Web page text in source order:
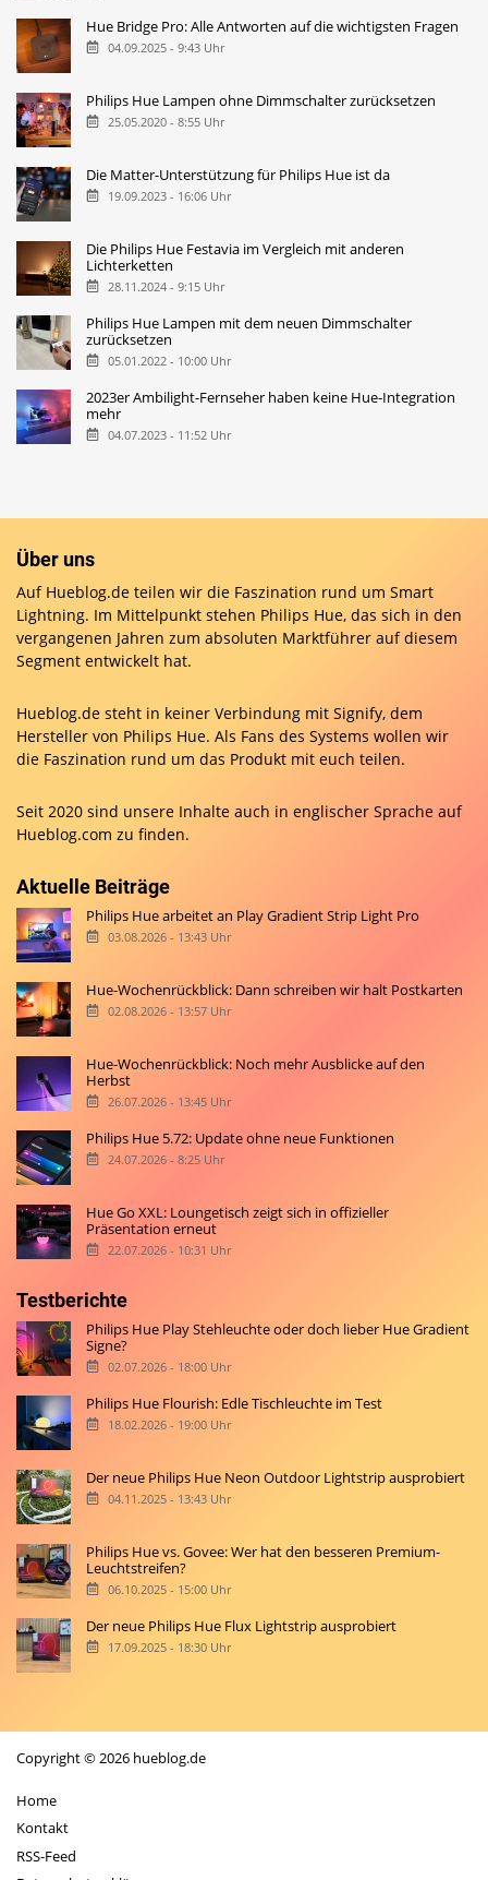
Hue Bridge Pro: Alle Antworten auf die wichtigsten Fragen
04.09.2025 - 9:43 Uhr
Philips Hue Lampen ohne Dimmschalter zurücksetzen
25.05.2020 - 8:55 Uhr
Die Matter-Unterstützung für Philips Hue ist da
19.09.2023 - 16:06 Uhr
Die Philips Hue Festavia im Vergleich mit anderen
Lichterketten
28.11.2024 - 9:15 Uhr
Philips Hue Lampen mit dem neuen Dimmschalter
zurücksetzen
05.01.2022 - 10:00 Uhr
2023er Ambilight-Fernseher haben keine Hue-Integration
mehr
04.07.2023 - 11:52 Uhr
Über uns
Auf Hueblog.de teilen wir die Faszination rund um Smart
Lightning. Im Mittelpunkt stehen Philips Hue, das sich in den
vergangenen Jahren zum absoluten Marktführer auf diesem
Segment entwickelt hat.
Hueblog.de steht in keiner Verbindung mit Signify, dem
Hersteller von Philips Hue. Als Fans des Systems wollen wir
die Faszination rund um das Produkt mit euch teilen.
Seit 2020 sind unsere Inhalte auch in englischer Sprache auf
Hueblog.com zu finden.
Aktuelle Beiträge
Philips Hue arbeitet an Play Gradient Strip Light Pro
03.08.2026 - 13:43 Uhr
Hue-Wochenrückblick: Dann schreiben wir halt Postkarten
02.08.2026 - 13:57 Uhr
Hue-Wochenrückblick: Noch mehr Ausblicke auf den
Herbst
26.07.2026 - 13:45 Uhr
Philips Hue 5.72: Update ohne neue Funktionen
24.07.2026 - 8:25 Uhr
Hue Go XXL: Loungetisch zeigt sich in offizieller
Präsentation erneut
22.07.2026 - 10:31 Uhr
Testberichte
Philips Hue Play Stehleuchte oder doch lieber Hue Gradient
Signe?
02.07.2026 - 18:00 Uhr
Philips Hue Flourish: Edle Tischleuchte im Test
18.02.2026 - 19:00 Uhr
Der neue Philips Hue Neon Outdoor Lightstrip ausprobiert
04.11.2025 - 13:43 Uhr
Philips Hue vs. Govee: Wer hat den besseren Premium-
Leuchtstreifen?
06.10.2025 - 15:00 Uhr
Der neue Philips Hue Flux Lightstrip ausprobiert
17.09.2025 - 18:30 Uhr
Copyright © 2026 hueblog.de
Home
Kontakt
RSS-Feed